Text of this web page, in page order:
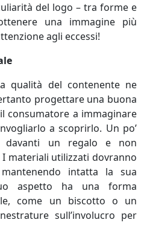
del logo – tra forme e
una immagine più
agli eccessi!
qualità del contenente ne
progettare una buona
consumatore a immaginare
a scoprirlo. Un po’
davanti un regalo e non
I materiali utilizzati dovranno
intatta la sua
aspetto ha una forma
come un biscotto o un
sull’involucro per